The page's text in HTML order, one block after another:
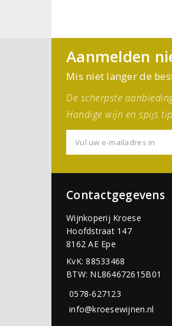
Aanmelden
Mis niet langer de
De scherpste
Handige wijn en spijs
Contactgegevens
Wijnkoperij Kroese
Hoofdstraat 147
8162 AE Epe
KvK: 88533468
BTW: NL864672615B01
0578-627123
info@kroesewijnen.nl